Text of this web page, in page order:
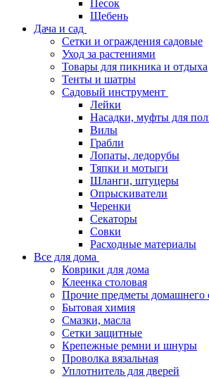
Песок
Щебень
Дача и сад
Сетки и ограждения садовые
Уход за растениями
Товары для пикника и отдыха
Тенты и шатры
Садовый инструмент
Лейки
Насадки, муфты для
Вилы
Грабли
Лопаты, ледорубы
Тяпки и мотыги
Шланги, штуцеры
Опрыскиватели
Черенки
Секаторы
Совки
Расходные материалы
Все для дома
Коврики для дома
Клеенка столовая
Прочие предметы домашнего
Бытовая химия
Смазки, масла
Сетки защитные
Крепежные ремни и шнуры
Проволка вязальная
Уплотнитель для дверей